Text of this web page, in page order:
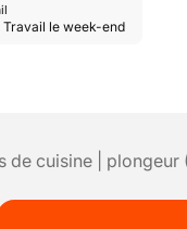
Travail le week-end
de cuisine | plongeur